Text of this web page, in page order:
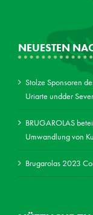
NEUESTEN
Stolze Sponsoren
Uriarte undder
BRUGAROLAS
Umwandlung von
Brugarolas 2023